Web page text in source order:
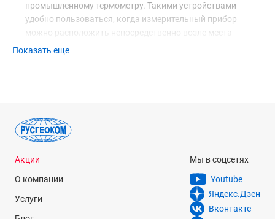
промышленному термометру. Такими устройствами
удобно пользоваться, когда измерительный прибор
можно расположить непосредственно возле места
Применяются при замерах температур опасных или
очень горячих сред.
При выборе аксессуара для контактного термометра
Рабочий диапазон температур. Эта характеристика
Показать еще
Акции
О компании
Услуги
Мы в соцсетях
Youtube
Яндекс.Дзен
Вконтакте